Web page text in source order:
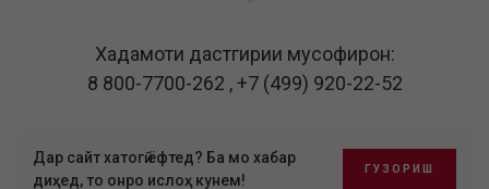
Хадамоти дастгирии мусофирон:
8 800-7700-262 ,+7 (499) 920-22-52
Дар сайт хатогӣ ёфтед? Ба мо хабар
диҳед, то онро ислоҳ кунем!
ГУЗОРИШ